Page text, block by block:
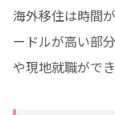
海外移住は時間
ードルが高い部
や現地就職がで